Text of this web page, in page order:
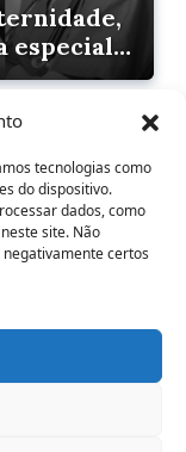
tecnologias como
do dispositivo.
dados, como
site. Não
certos
especial
e